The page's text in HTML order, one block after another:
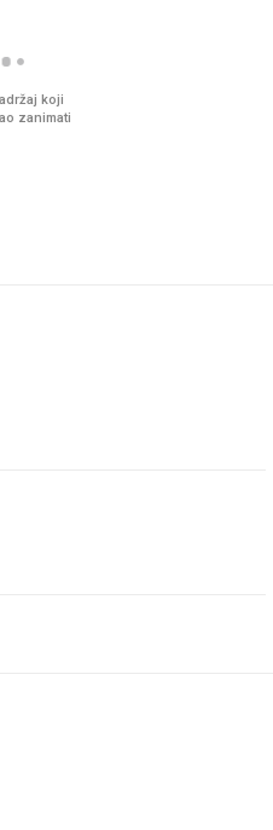
koji
zanimati